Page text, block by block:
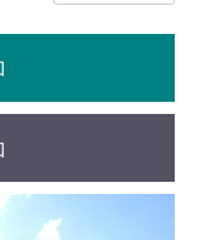
ル
ル
ル